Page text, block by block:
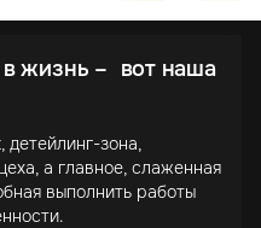
в жизнь – вот наша
детейлинг-зона,
а главное, слаженная
выполнить работы